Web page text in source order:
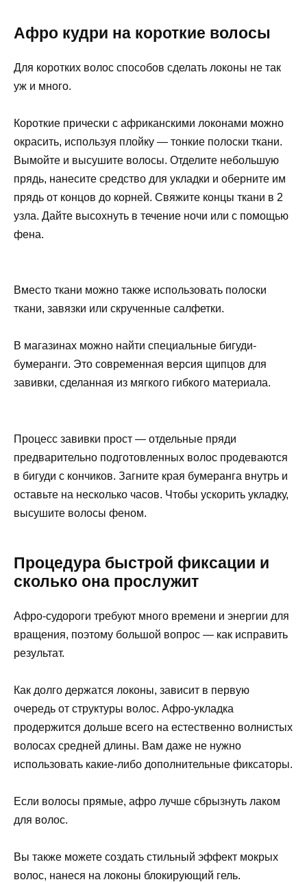
Афро кудри на короткие волосы
Для коротких волос способов сделать локоны не так
уж и много.
Короткие прически с африканскими локонами можно
окрасить, используя плойку — тонкие полоски ткани.
Вымойте и высушите волосы. Отделите небольшую
прядь, нанесите средство для укладки и оберните им
прядь от концов до корней. Свяжите концы ткани в 2
узла. Дайте высохнуть в течение ночи или с помощью
фена.
Вместо ткани можно также использовать полоски
ткани, завязки или скрученные салфетки.
В магазинах можно найти специальные бигуди-
бумеранги. Это современная версия щипцов для
завивки, сделанная из мягкого гибкого материала.
Процесс завивки прост — отдельные пряди
предварительно подготовленных волос продеваются
в бигуди с кончиков. Загните края бумеранга внутрь и
оставьте на несколько часов. Чтобы ускорить укладку,
высушите волосы феном.
Процедура быстрой фиксации и
сколько она прослужит
Афро-судороги требуют много времени и энергии для
вращения, поэтому большой вопрос — как исправить
результат.
Как долго держатся локоны, зависит в первую
очередь от структуры волос. Афро-укладка
продержится дольше всего на естественно волнистых
волосах средней длины. Вам даже не нужно
использовать какие-либо дополнительные фиксаторы.
Если волосы прямые, афро лучше сбрызнуть лаком
для волос.
Вы также можете создать стильный эффект мокрых
волос, нанеся на локоны блокирующий гель.